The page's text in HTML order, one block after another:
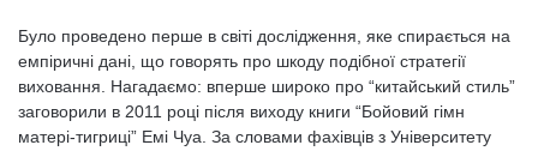
Було проведено перше в світі дослідження, яке спирається на
емпіричні дані, що говорять про шкоду подібної стратегії
виховання. Нагадаємо: вперше широко про “китайський стиль”
заговорили в 2011 році після виходу книги “Бойовий гімн
матері-тигриці” Емі Чуа. За словами фахівців з Університету